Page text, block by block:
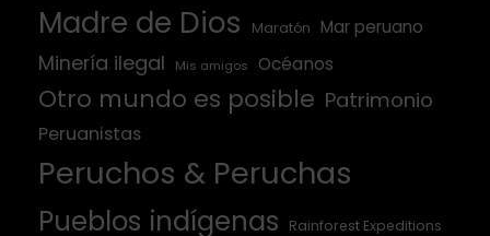
Madre de Dios Maratón Mar peruano
Minería ilegal Mis amigos Océanos
Otro mundo es posible Patrimonio
Peruanistas
Peruchos & Peruchas
Pueblos indígenas Rainforest Expeditions